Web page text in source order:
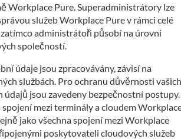
Workplace Pure. Superadministrátory lze
služeb Workplace Pure v rámci celé
administrátoři působí na úrovni
společností.
údaje jsou zpracovávány, závisí na
službách. Pro ochranu důvěrnosti vašich
údajů jsou zavedeny bezpečnostní postupy.
spojení mezi terminály a cloudem
jako všechna spojení mezi Workplace
poskytovateli cloudových služeb